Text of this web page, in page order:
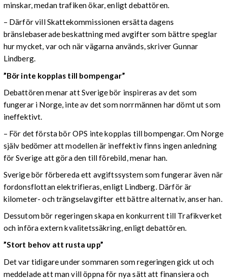
minskar, medan trafiken ökar, enligt debattören.
– Därför vill Skattekommissionen ersätta dagens
bränslebaserade beskattning med avgifter som bättre speglar
hur mycket, var och när vägarna används, skriver Gunnar
Lindberg.
”Bör inte kopplas till bompengar”
Debattören menar att Sverige bör inspireras av det som
fungerar i Norge, inte av det som norrmännen har dömt ut som
ineffektivt.
– För det första bör OPS inte kopplas till bompengar. Om Norge
själv bedömer att modellen är ineffektiv finns ingen anledning
för Sverige att göra den till förebild, menar han.
Sverige bör förbereda ett avgiftssystem som fungerar även när
fordonsflottan elektrifieras, enligt Lindberg. Därför är
kilometer- och trängselavgifter ett bättre alternativ, anser han.
Dessutom bör regeringen skapa en konkurrent till Trafikverket
och införa extern kvalitetssäkring, enligt debattören.
”Stort behov att rusta upp”
Det var tidigare under sommaren som regeringen gick ut och
meddelade att man vill öppna för nya sätt att finansiera och